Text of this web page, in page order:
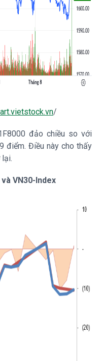
/
đảo chiều so với
điểm. Điều này cho thấy
và VN30-Index